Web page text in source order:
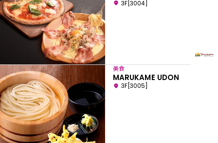
3F[3004]
美食
MARUKAME UDON
3F[3005]